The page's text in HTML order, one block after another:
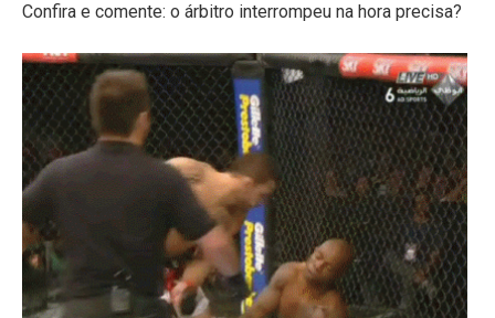
Confira e comente: o árbitro interrompeu na hora precisa?